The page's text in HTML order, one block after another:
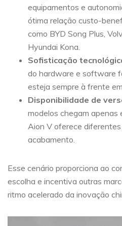
equipamentos e
ótima relação custo-
como BYD Song Plus,
Hyundai Kona.
Sofisticação
do hardware e software
esteja sempre à frente
Disponibilidade de
modelos chegam apenas
Aion V oferece
acabamento.
Esse cenário proporciona ao
escolha e incentiva outras
ritmo acelerado da inovação